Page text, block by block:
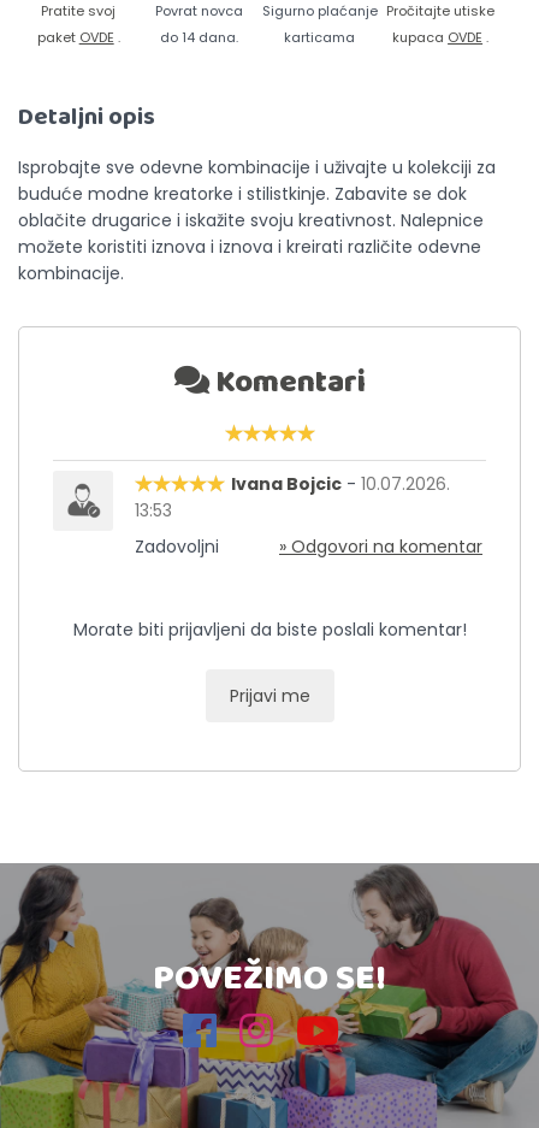
Pratite svoj
paket OVDE .
Povrat novca
do 14 dana.
Sigurno plaćanje
karticama
Pročitajte utiske
kupaca OVDE .
Detaljni opis
Isprobajte sve odevne kombinacije i uživajte u kolekciji za
buduće modne kreatorke i stilistkinje. Zabavite se dok
oblačite drugarice i iskažite svoju kreativnost. Nalepnice
možete koristiti iznova i iznova i kreirati različite odevne
kombinacije.
Komentari
Ivana Bojcic - 10.07.2026.
13:53
Zadovoljni
» Odgovori na komentar
Morate biti prijavljeni da biste poslali komentar!
Prijavi me
POVEŽIMO SE!